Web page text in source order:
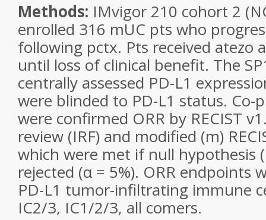
Methods: IMvigor 210 cohort 2
enrolled 316 mUC pts who
following pctx. Pts received atezo
until loss of clinical benefit. The
centrally assessed PD-L1
were blinded to PD-L1 status. Co-
were confirmed ORR by RECIST
review (IRF) and modified (m)
which were met if null hypothesis
rejected (α = 5%). ORR endpoints
PD-L1 tumor-infiltrating immune
IC2/3, IC1/2/3, all comers.